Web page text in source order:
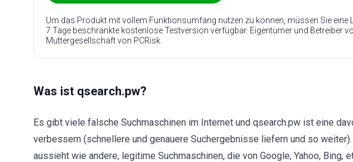
Um das Produkt mit vollem Funktionsumfang nutzen zu können, müssen Sie eine
7 Tage beschränkte kostenlose Testversion verfügbar. Eigentümer und Betreiber
Muttergesellschaft von PCRisk.
Was ist qsearch.pw?
Es gibt viele falsche Suchmaschinen im Internet und qsearch.pw ist eine
verbessern (schnellere und genauere Suchergebnisse liefern und so
aussieht wie andere, legitime Suchmaschinen, die von Google, Yahoo, Bing,